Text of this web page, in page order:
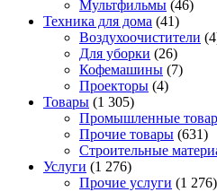
Мультфильмы (46)
Техника для дома (41)
Воздухоочистители
Для уборки (26)
Кофемашины (7)
Проекторы (4)
Товары (1 305)
Промышленные
Прочие товары (631)
Строительные
Услуги (1 276)
Прочие услуги (1 276)